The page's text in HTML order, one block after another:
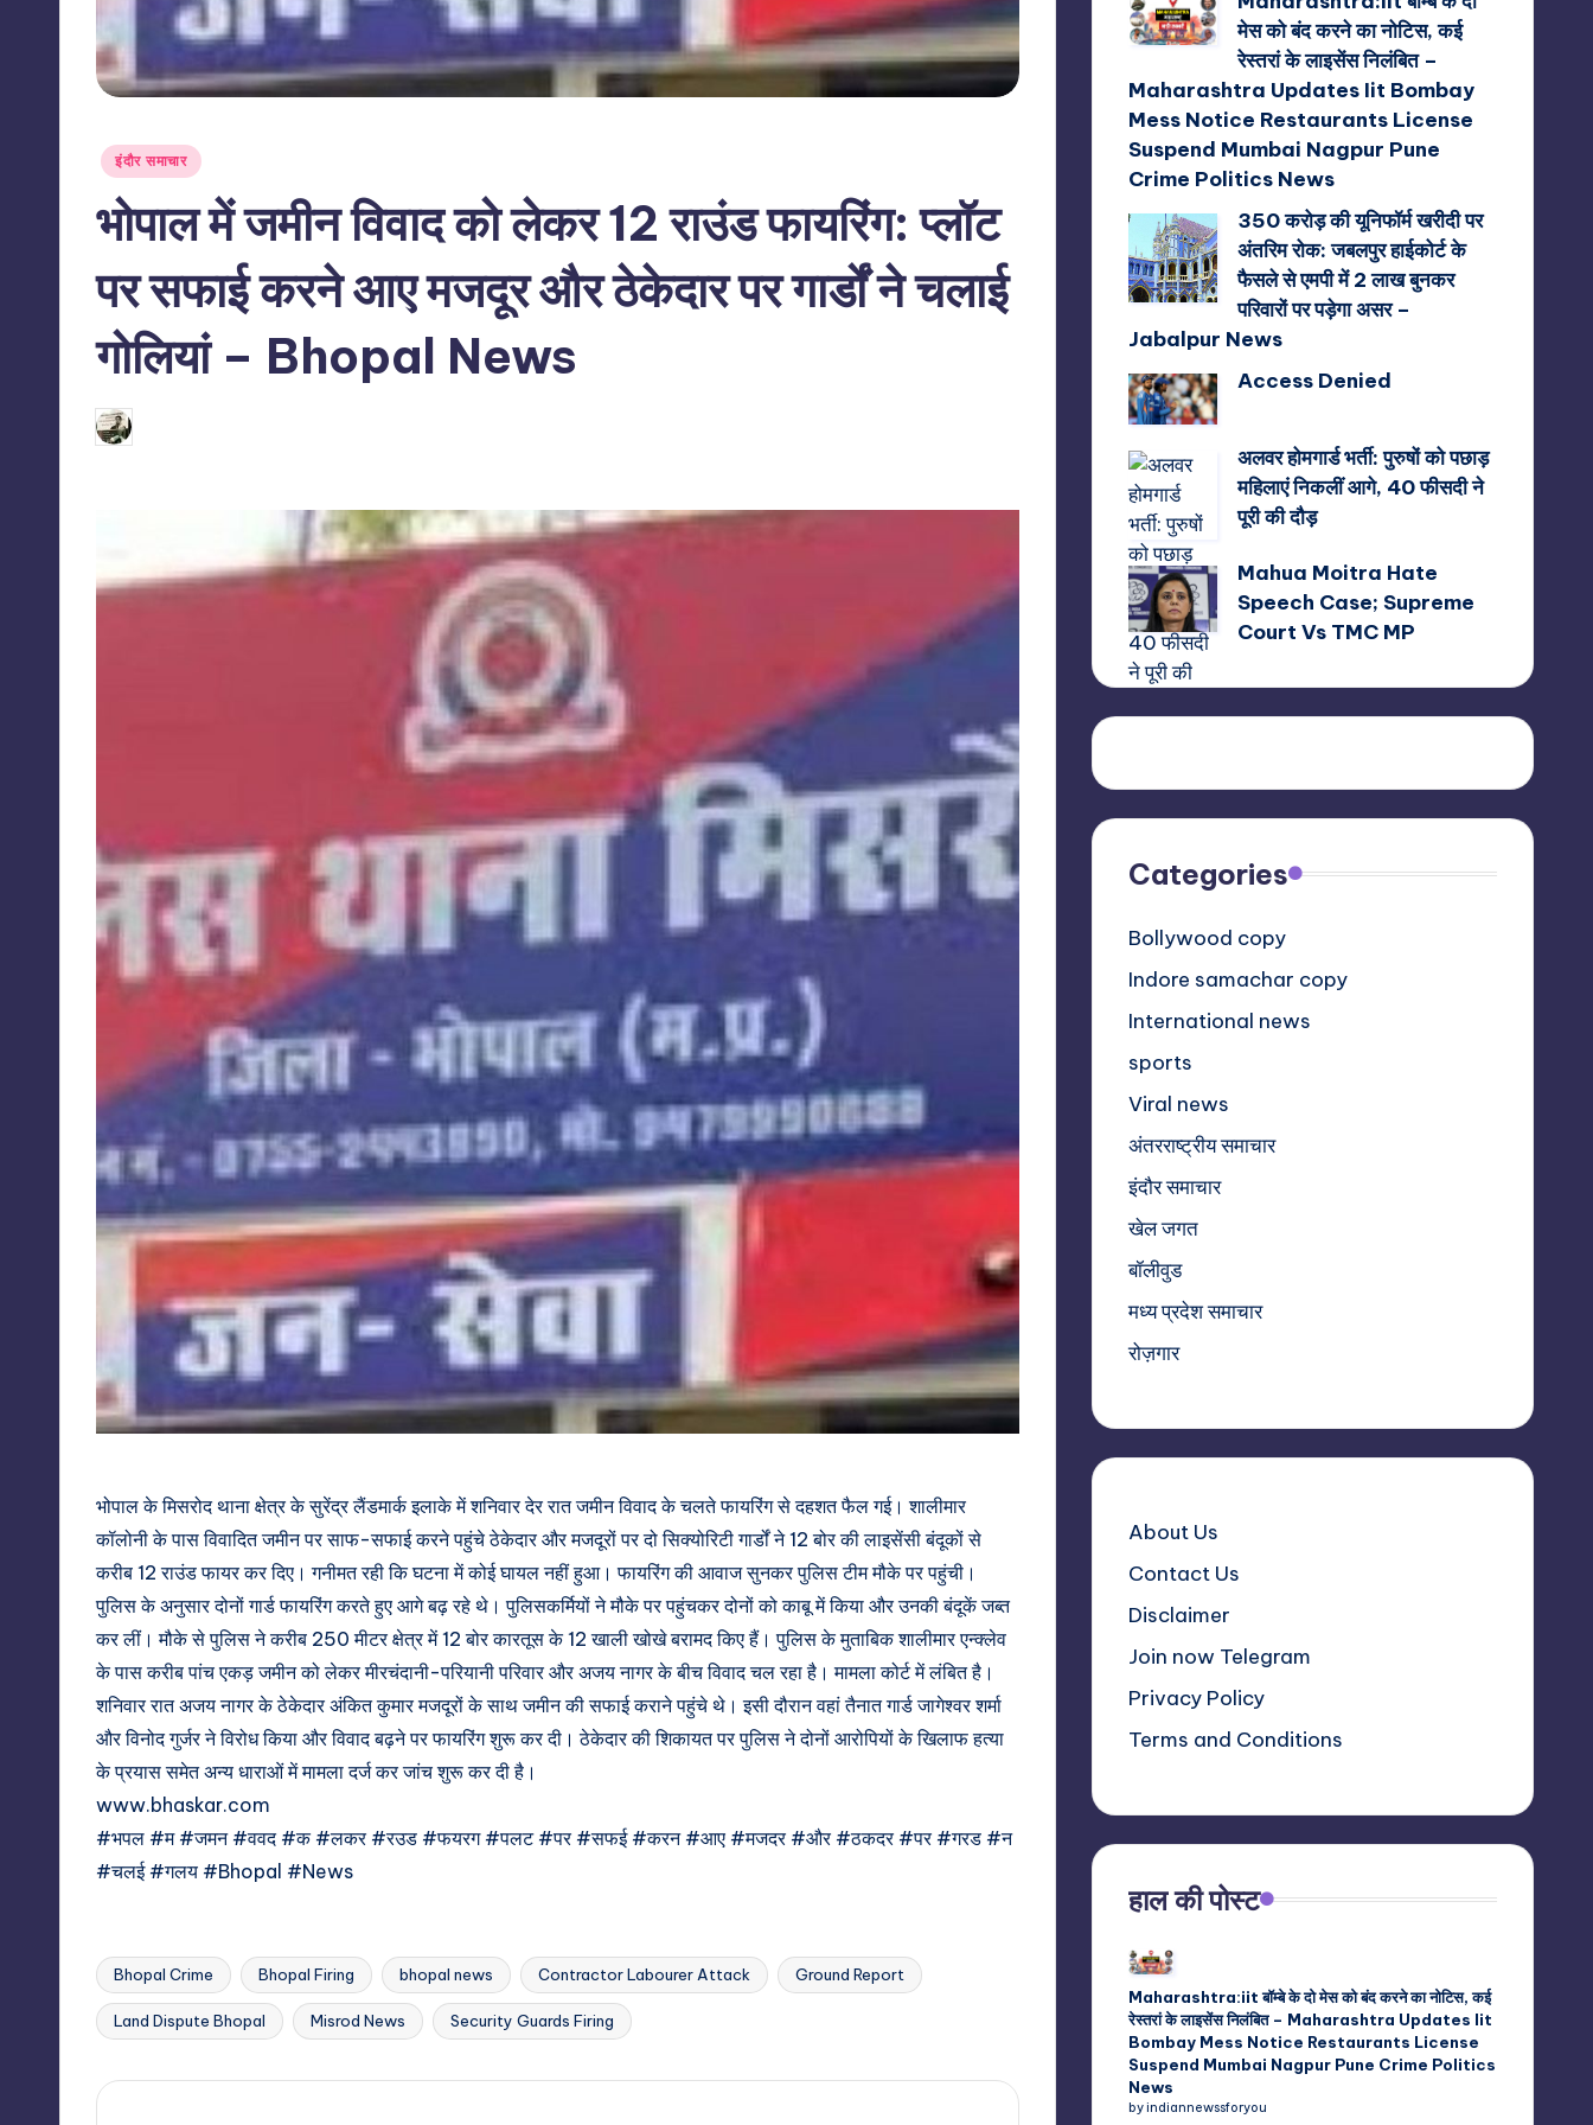
Posted
इंदौर समाचार
भोपाल में जमीन विवाद को लेकर 12 राउंड फायरिंग: प्लॉट
पर सफाई करने आए मजदूर और ठेकेदार पर गार्डों ने चलाई
गोलियां – Bhopal News
Posted
by
भोपाल के मिसरोद थाना क्षेत्र के सुरेंद्र लैंडमार्क इलाके में शनिवार देर रात जमीन विवाद के चलते फायरिंग से दहशत फैल गई। शालीमार
कॉलोनी के पास विवादित जमीन पर साफ-सफाई करने पहुंचे ठेकेदार और मजदूरों पर दो सिक्योरिटी गार्डों ने 12 बोर की लाइसेंसी बंदूकों से
करीब 12 राउंड फायर कर दिए। गनीमत रही कि घटना में कोई घायल नहीं हुआ। फायरिंग की आवाज सुनकर पुलिस टीम मौके पर पहुंची।
पुलिस के अनुसार दोनों गार्ड फायरिंग करते हुए आगे बढ़ रहे थे। पुलिसकर्मियों ने मौके पर पहुंचकर दोनों को काबू में किया और उनकी बंदूकें जब्त
कर लीं। मौके से पुलिस ने करीब 250 मीटर क्षेत्र में 12 बोर कारतूस के 12 खाली खोखे बरामद किए हैं। पुलिस के मुताबिक शालीमार एन्क्लेव
के पास करीब पांच एकड़ जमीन को लेकर मीरचंदानी-परियानी परिवार और अजय नागर के बीच विवाद चल रहा है। मामला कोर्ट में लंबित है।
शनिवार रात अजय नागर के ठेकेदार अंकित कुमार मजदूरों के साथ जमीन की सफाई कराने पहुंचे थे। इसी दौरान वहां तैनात गार्ड जागेश्वर शर्मा
और विनोद गुर्जर ने विरोध किया और विवाद बढ़ने पर फायरिंग शुरू कर दी। ठेकेदार की शिकायत पर पुलिस ने दोनों आरोपियों के खिलाफ हत्या
के प्रयास समेत अन्य धाराओं में मामला दर्ज कर जांच शुरू कर दी है।
www.bhaskar.com
#भपल #म #जमन #ववद #क #लकर #रउड #फयरग #पलट #पर #सफई #करन #आए #मजदर #और #ठकदर #पर #गरड #न
#चलई #गलय #Bhopal #News
Tags:
Bhopal Crime Bhopal Firing bhopal news Contractor Labourer Attack Ground Report
Land Dispute Bhopal Misrod News Security Guards Firing
मेस को बंद करने का नोटिस, कई
रेस्तरां के लाइसेंस निलंबित –
Maharashtra Updates Iit Bombay
Mess Notice Restaurants License
Suspend Mumbai Nagpur Pune
Crime Politics News
350 करोड़ की यूनिफॉर्म खरीदी पर
अंतरिम रोक: जबलपुर हाईकोर्ट के
फैसले से एमपी में 2 लाख बुनकर
परिवारों पर पड़ेगा असर –
Jabalpur News
Access Denied
अलवर होमगार्ड भर्ती: पुरुषों को पछाड़
महिलाएं निकलीं आगे, 40 फीसदी ने
पूरी की दौड़
Mahua Moitra Hate
Speech Case; Supreme
Court Vs TMC MP
Categories
Bollywood copy
Indore samachar copy
International news
sports
Viral news
अंतरराष्ट्रीय समाचार
इंदौर समाचार
खेल जगत
बॉलीवुड
मध्य प्रदेश समाचार
रोज़गार
About Us
Contact Us
Disclaimer
Join now Telegram
Privacy Policy
Terms and Conditions
हाल की पोस्ट
Maharashtra:iit बॉम्बे के दो मेस को बंद करने का नोटिस, कई
रेस्तरां के लाइसेंस निलंबित – Maharashtra Updates Iit
Bombay Mess Notice Restaurants License
Suspend Mumbai Nagpur Pune Crime Politics
News
by indiannewssforyou